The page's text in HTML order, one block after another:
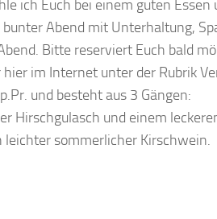
ich Euch bei einem guten Essen
Abend mit Unterhaltung,
Bitte reserviert Euch bald
im Internet unter der Rubrik
und besteht aus 3 Gängen:
Hirschgulasch und einem
leichter sommerlicher Kirschwein.